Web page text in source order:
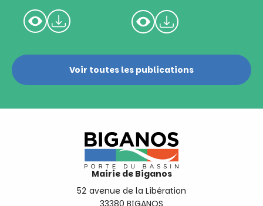
Voir toutes les publications
Mairie de Biganos
52 avenue de la Libération
33380 BIGANOS